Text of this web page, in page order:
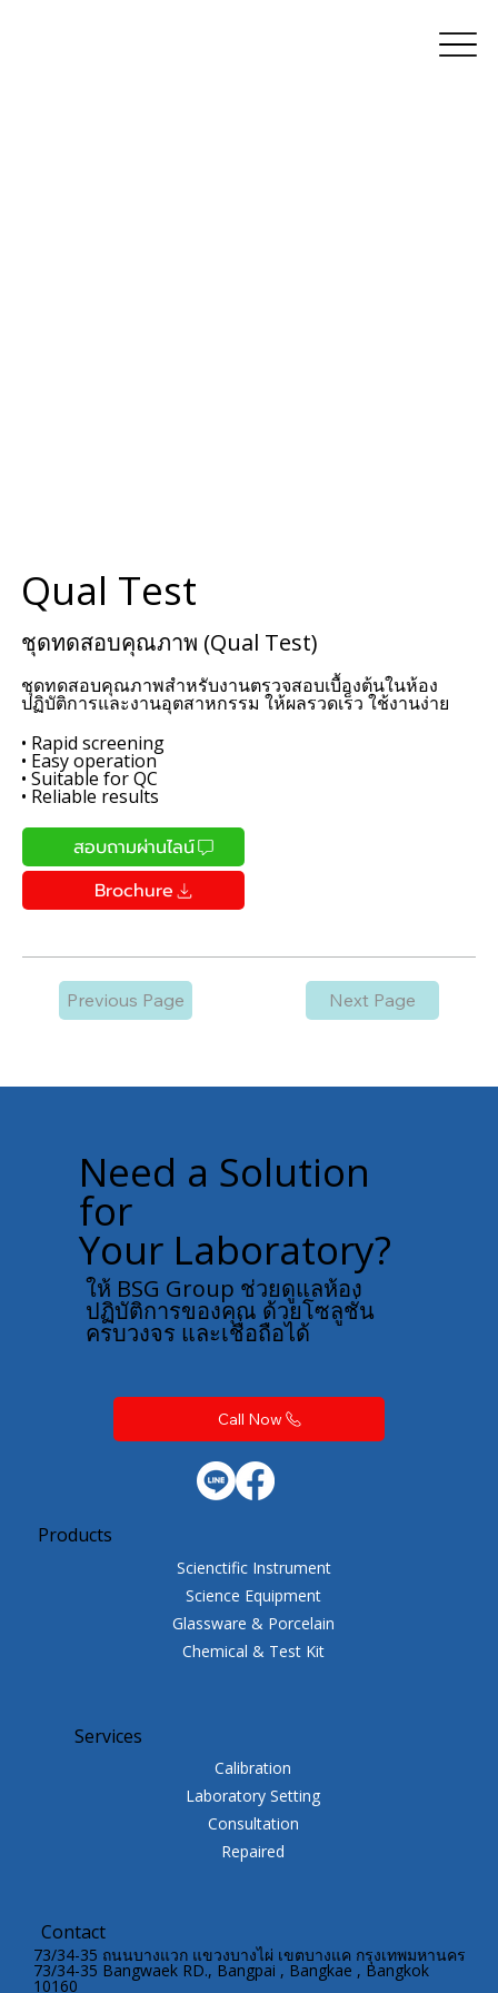
Qual Test
ชุดทดสอบคุณภาพ (Qual Test)
ชุดทดสอบคุณภาพสำหรับงานตรวจสอบเบื้องต้นในห้อง
ปฏิบัติการและงานอุตสาหกรรม ให้ผลรวดเร็ว ใช้งานง่าย
• Rapid screening
• Easy operation
• Suitable for QC
• Reliable results
สอบถามผ่านไลน์
Brochure
Previous Page Next Page
Need a Solution
for
Your Laboratory?
ให้ BSG Group ช่วยดูแลห้อง
ปฏิบัติการของคุณ ด้วยโซลูชั่น
ครบวงจร และเชื่อถือได้
Call Now
Products
Scienctific Instrument
Science Equipment
Glassware & Porcelain
Chemical & Test Kit
Services
Calibration
Laboratory Setting
Consultation
Repaired
Contact
73/34-35 ถนนบางแวก แขวงบางไผ่ เขตบางแค กรุงเทพมหานคร
73/34-35 Bangwaek RD., Bangpai , Bangkae , Bangkok
10160